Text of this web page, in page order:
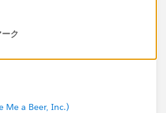
ク
Me a Beer, Inc.)